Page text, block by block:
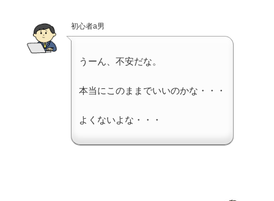
初心者a男
うーん、不安だな。
本当にこのままでいいのかな・・・
よくないよな・・・